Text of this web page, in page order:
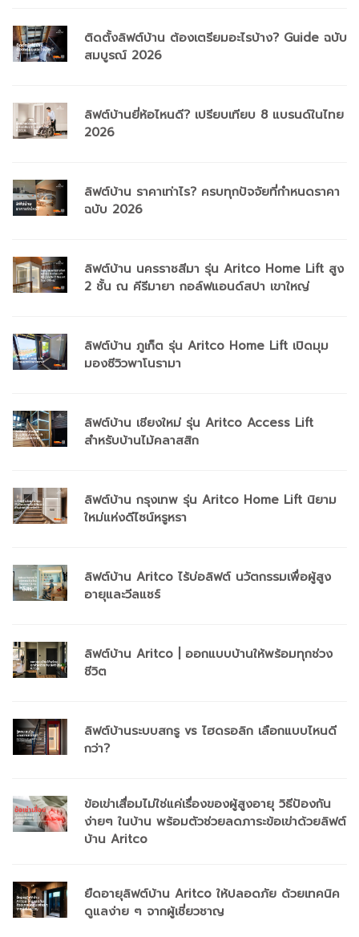
ติดตั้งลิฟต์บ้าน ต้องเตรียมอะไรบ้าง? Guide ฉบับ
สมบูรณ์ 2026
ลิฟต์บ้านยี่ห้อไหนดี? เปรียบเทียบ 8 แบรนด์ในไทย
2026
ลิฟต์บ้าน ราคาเท่าไร? ครบทุกปัจจัยที่กำหนดราคา
ฉบับ 2026
ลิฟต์บ้าน นครราชสีมา รุ่น Aritco Home Lift สูง
2 ชั้น ณ คีรีมายา กอล์ฟแอนด์สปา เขาใหญ่
ลิฟต์บ้าน ภูเก็ต รุ่น Aritco Home Lift เปิดมุม
มองซีวิวพาโนรามา
ลิฟต์บ้าน เชียงใหม่ รุ่น Aritco Access Lift
สำหรับบ้านไม้คลาสสิก
ลิฟต์บ้าน กรุงเทพ รุ่น Aritco Home Lift นิยาม
ใหม่แห่งดีไซน์หรูหรา
ลิฟต์บ้าน Aritco ไร้บ่อลิฟต์ นวัตกรรมเพื่อผู้สูง
อายุและวีลแชร์
ลิฟต์บ้าน Aritco | ออกแบบบ้านให้พร้อมทุกช่วง
ชีวิต
ลิฟต์บ้านระบบสกรู vs ไฮดรอลิก เลือกแบบไหนดี
กว่า?
ข้อเข่าเสื่อมไม่ใช่แค่เรื่องของผู้สูงอายุ วิธีป้องกัน
ง่ายๆ ในบ้าน พร้อมตัวช่วยลดภาระข้อเข่าด้วยลิฟต์
บ้าน Aritco
ยืดอายุลิฟต์บ้าน Aritco ให้ปลอดภัย ด้วยเทคนิค
ดูแลง่าย ๆ จากผู้เชี่ยวชาญ